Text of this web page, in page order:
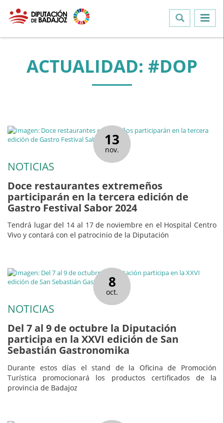
ACTUALIDAD: #DOP
13
nov.
NOTICIAS
Doce restaurantes extremeños
participarán en la tercera edición de
Gastro Festival Sabor 2024
Tendrá lugar del 14 al 17 de noviembre en el Hospital Centro
Vivo y contará con el patrocinio de la Diputación
8
oct.
NOTICIAS
Del 7 al 9 de octubre la Diputación
participa en la XXVI edición de San
Sebastián Gastronomika
Durante estos días el stand de la Oficina de Promoción
Turística promocionará los productos certificados de la
provincia de Badajoz